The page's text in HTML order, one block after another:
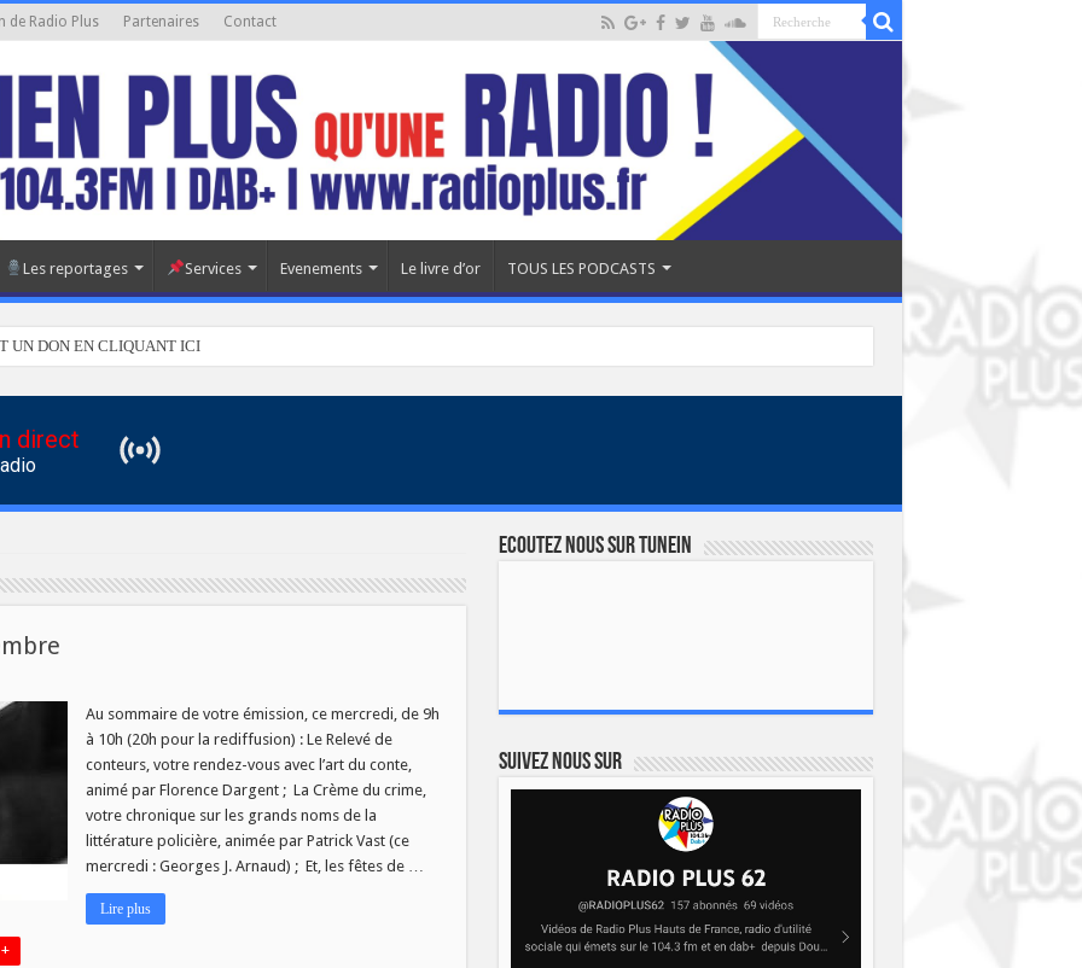
de Radio Plus Partenaires Contact
Les reportages Services Evenements Le livre d’or TOUS LES PODCASTS
UN DON EN CLIQUANT ICI
direct
Au sommaire de votre émission, ce mercredi, de 9h
à 10h (20h pour la rediffusion) : Le Relevé de
conteurs, votre rendez-vous avec l’art du conte,
animé par Florence Dargent ; La Crème du crime,
votre chronique sur les grands noms de la
littérature policière, animée par Patrick Vast (ce
mercredi : Georges J. Arnaud) ; Et, les fêtes de …
Lire plus
Ecoutez nous sur TuneIn
Suivez nous sur